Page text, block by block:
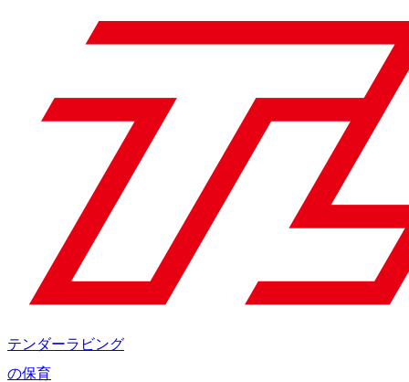
テンダーラビング
の保育